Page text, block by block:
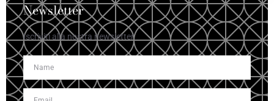
Newsletter
Iscriviti alla nostra newsletter